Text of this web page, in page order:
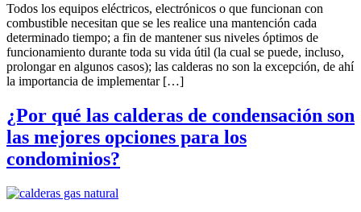
Todos los equipos eléctricos, electrónicos o que funcionan con
combustible necesitan que se les realice una mantención cada
determinado tiempo; a fin de mantener sus niveles óptimos de
funcionamiento durante toda su vida útil (la cual se puede, incluso,
prolongar en algunos casos); las calderas no son la excepción, de ahí
la importancia de implementar […]
¿Por qué las calderas de condensación son
las mejores opciones para los
condominios?